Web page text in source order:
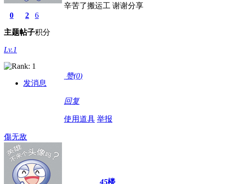
0
主题
2
帖子
6
积分
Lv.1
发消息
辛苦了搬运工 谢谢分享
赞(0)
回复
使用道具 举报
傷无敌
45楼